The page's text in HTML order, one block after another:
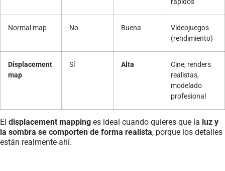
Normal map No Buena
Videojuegos
(rendimiento)
Displacement
map
Sí Alta
Cine, renders
realistas,
modelado
profesional
El displacement mapping es ideal cuando quieres que la luz y
la sombra se comporten de forma realista, porque los detalles
están realmente ahí.